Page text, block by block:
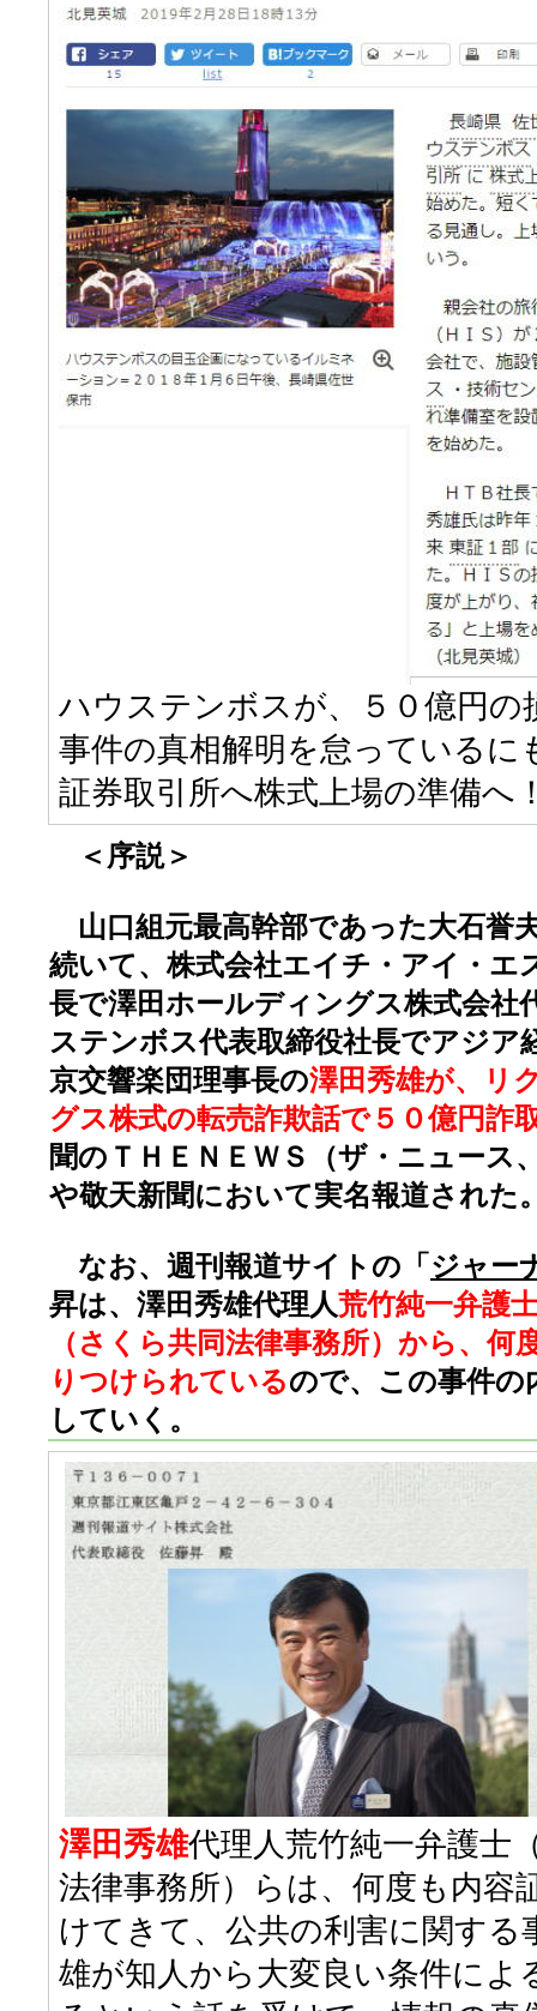
ハウステンボスが、５０億円の
事件の真相解明を怠っているに
証券取引所へ株式上場の準備へ
＜序説＞
山口組元最高幹部であった大石誉
続いて、株式会社エイチ・アイ・エ
長で澤田ホールディングス株式会社
ステンボス代表取締役社長でアジア
京交響楽団理事長の澤田秀雄が、リ
グス株式の転売詐欺話で５０億円詐
聞のＴＨＥＮＥＷＳ（ザ・ニュース
や敬天新聞において実名報道された
なお、週刊報道サイトの「 ジャー
昇は、澤田秀雄代理人荒竹純一弁護
（さくら共同法律事務所）から、何
りつけられているので、この事件の
していく。
澤田秀雄代理人荒竹純一弁護士
法律事務所）らは、何度も内容
けてきて、公共の利害に関する
雄が知人から大変良い条件によ